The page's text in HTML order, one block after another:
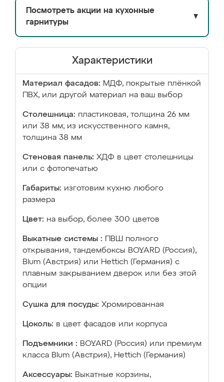
Посмотреть акции на кухонные
гарнитуры
▼
Характеристики
Материал фасадов: МДФ, покрытые плёнкой
ПВХ, или другой материал на ваш выбор
Столешница: пластиковая, толщина 26 мм
или 38 мм; из искусственного камня,
толщина 38 мм
Стеновая панель: ХДФ в цвет столешницы
или с фотопечатью
Габариты: изготовим кухню любого
размера
Цвет: на выбор, более 300 цветов
Выкатные системы :
ПВШ полного
открывания, тандембоксы BOYARD (Россия),
Blum (Австрия) или Hettich (Германия) с
плавным закрыванием дверок или без этой
опции
Сушка для посуды: Хромированная
Цоколь: в цвет фасадов или корпуса
Подъемники : BOYARD (Россия) или премиум
класса Blum (Австрия), Hettich (Германия)
Аксессуары: Выкатные корзины,